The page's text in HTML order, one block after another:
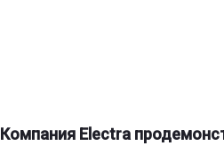
Компания Electra